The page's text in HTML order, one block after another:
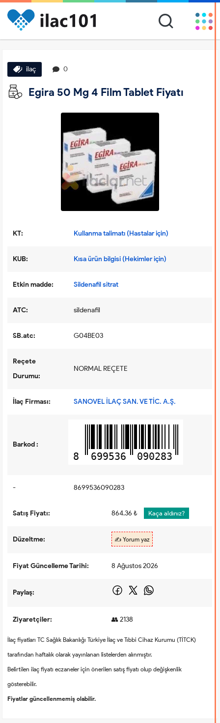
ilaç 0
Egira 50 Mg 4 Film Tablet Fiyatı
KT: Kullanma talimatı (Hastalar için)
KUB: Kısa ürün bilgisi (Hekimler için)
Etkin madde: Sildenafil sitrat
ATC: sildenafil
SB.atc: G04BE03
Reçete
Durumu:
NORMAL REÇETE
İlaç Firması: SANOVEL İLAÇ SAN. VE TİC. A.Ş.
Barkod :
8 699536 090283
- 8699536090283
Satış Fiyatı: 864.36 ₺ Kaça aldınız?
Düzeltme: ✍️ Yorum yaz
Fiyat Güncelleme Tarihi: 8 Ağustos 2026
Paylaş:
Ziyaretçiler: 👥 2138
İlaç fiyatları TC Sağlık Bakanlığı Türkiye İlaç ve Tıbbi Cihaz Kurumu (TİTCK)
tarafından haftalık olarak yayınlanan listelerden alınmıştır.
Belirtilen ilaç fiyatı eczaneler için önerilen satış fiyatı olup değişkenlik
gösterebilir.
Fiyatlar güncellenmemiş olabilir.